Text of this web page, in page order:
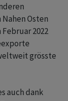
Osten
2022
grösste
auch dank